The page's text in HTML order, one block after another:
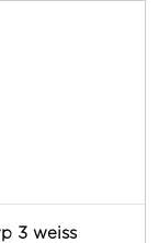
3 weiss